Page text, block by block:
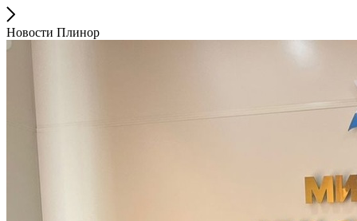
Новости Плинор